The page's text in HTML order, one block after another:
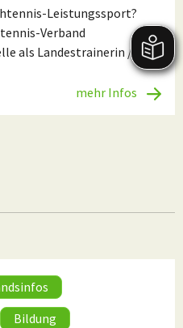
Leistungssport?
Verband
als Landestrainerin /
mehr Infos
Bildung